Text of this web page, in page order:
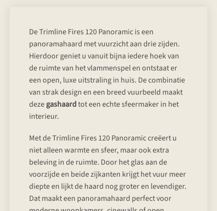
De Trimline Fires 120 Panoramic is een
panoramahaard met vuurzicht aan drie zijden.
Hierdoor geniet u vanuit bijna iedere hoek van
de ruimte van het vlammenspel en ontstaat er
een open, luxe uitstraling in huis. De combinatie
van strak design en een breed vuurbeeld maakt
dezegashaardtot een echte sfeermaker in het
interieur.
Met de Trimline Fires 120 Panoramic creëert u
niet alleen warmte en sfeer, maar ook extra
beleving in de ruimte. Door het glas aan de
voorzijde en beide zijkanten krijgt het vuur meer
diepte en lijkt de haard nog groter en levendiger.
Dat maakt een panoramahaard perfect voor